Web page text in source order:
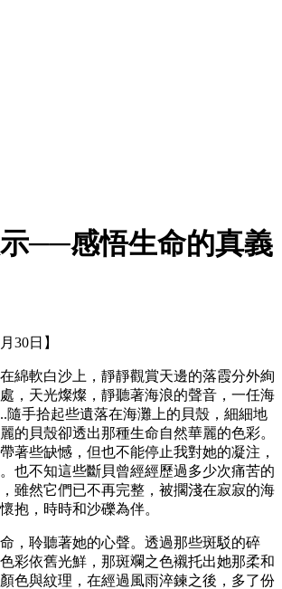
──感悟生命的真義
30日】
綿軟白沙上，靜靜觀賞天邊的落霞分外絢
，天光燦燦，靜聽著海浪的聲音，一任海
隨手拾起些遺落在海灘上的貝殼，細細地
的貝殼卻透出那種生命自然華麗的色彩。
著些缺憾，但也不能停止我對她的凝注，
也不知這些斷貝曾經經歷過多少次痛苦的
雖然它們已不再完整，被擱淺在寂寂的海
抱，時時和沙礫為伴。
，聆聽著她的心聲。透過那些斑駁的碎
彩依舊光鮮，那斑斕之色襯托出她那柔和
色與紋理，在經過風雨淬鍊之後，多了份